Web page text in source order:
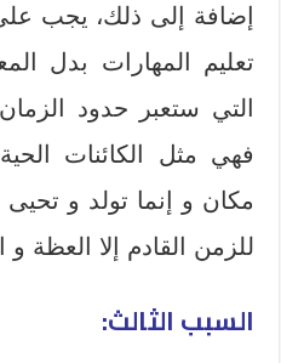
إضافة إلى ذلك، يجب
تعليم المهارات بدل
التي ستعبر حدود
فهي مثل الكائنات
مكان و إنما تولد و
للزمن القادم إلا العظة و
السبب الثالث: